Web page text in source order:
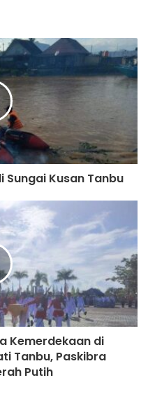
Sungai Kusan Tanbu
Kemerdekaan di
Tanbu, Paskibra
Putih